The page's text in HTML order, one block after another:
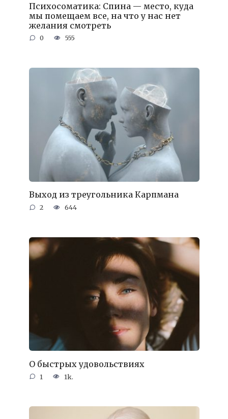
Психосоматика: Спина — место, куда
мы помещаем все, на что у нас нет
желания смотреть
0 555
Выход из треугольника Карпмана
2 644
О быстрых удовольствиях
1 1k.